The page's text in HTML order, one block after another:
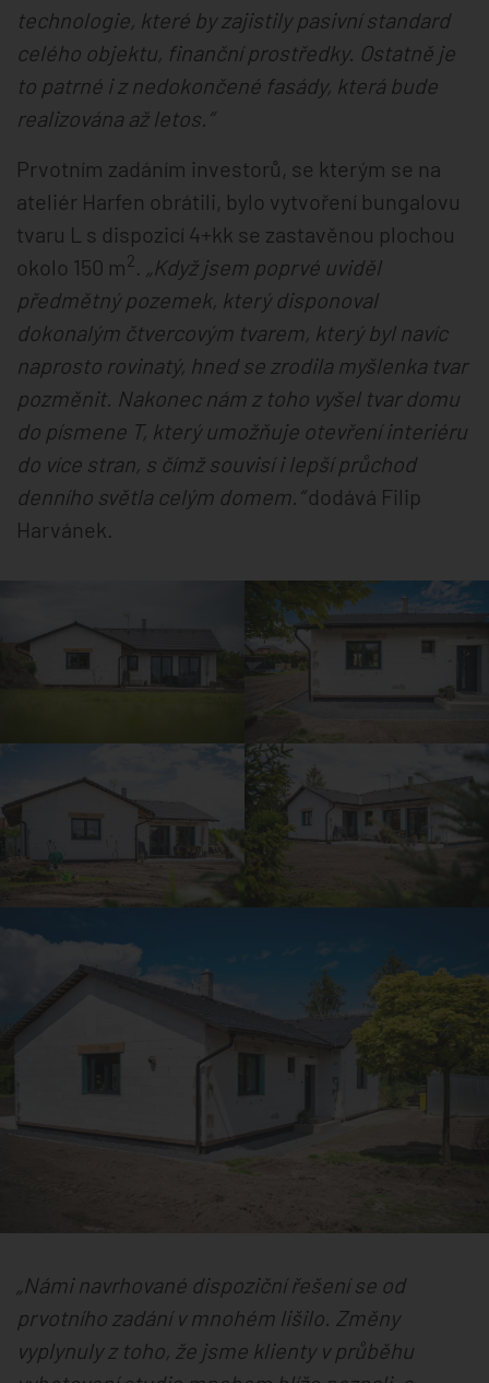
technologie, které by zajistily pasivní standard
celého objektu, finanční prostředky. Ostatně je
to patrné i z nedokončené fasády, která bude
realizována až letos.“
Prvotním zadáním investorů, se kterým se na
ateliér Harfen obrátili, bylo vytvoření bungalovu
tvaru L s dispozicí 4+kk se zastavěnou plochou
okolo 150 m2. „Když jsem poprvé uviděl
předmětný pozemek, který disponoval
dokonalým čtvercovým tvarem, který byl navíc
naprosto rovinatý, hned se zrodila myšlenka tvar
pozměnit. Nakonec nám z toho vyšel tvar domu
do písmene T, který umožňuje otevření interiéru
do více stran, s čímž souvisí i lepší průchod
denního světla celým domem.“dodává Filip
Harvánek.
„Námi navrhované dispoziční řešení se od
prvotního zadání v mnohém lišilo. Změny
vyplynuly z toho, že jsme klienty v průběhu